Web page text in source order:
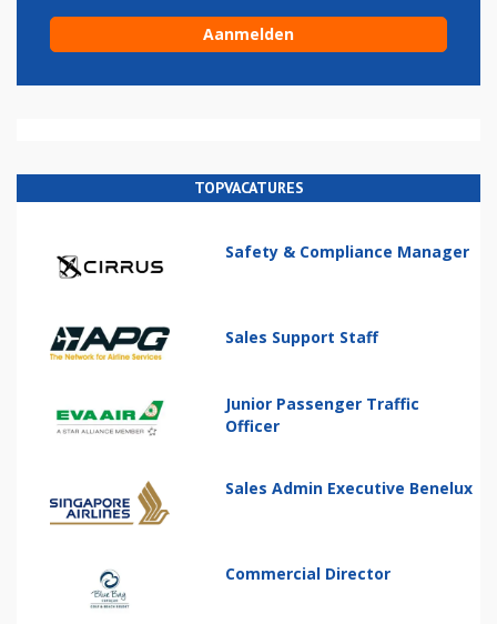
TOPVACATURES
Safety & Compliance Manager
Sales Support Staff
Junior Passenger Traffic
Officer
Sales Admin Executive Benelux
Commercial Director